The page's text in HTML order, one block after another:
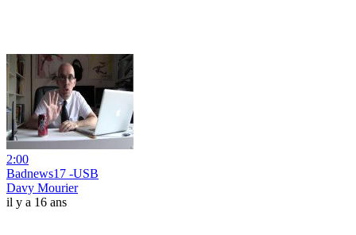
2:00
Badnews17 -USB
Davy Mourier
il y a 16 ans